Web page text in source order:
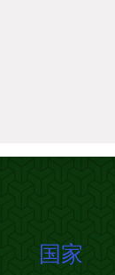
国家